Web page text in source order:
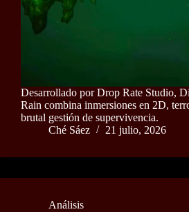
Desarrollado por Drop Rate Studio,
Rain combina inmersiones en 2D,
brutal gestión de supervivencia.
Ché Sáez
21 julio, 2026
Análisis